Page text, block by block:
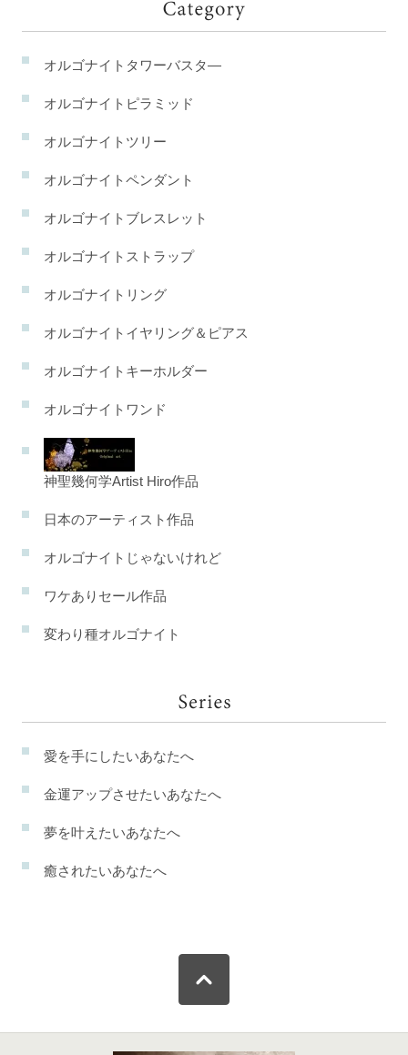
オルゴナイトタワーバスタ―
オルゴナイトピラミッド
オルゴナイトツリー
オルゴナイトペンダント
オルゴナイトブレスレット
オルゴナイトストラップ
オルゴナイトリング
オルゴナイトイヤリング＆ピアス
オルゴナイトキーホルダー
オルゴナイトワンド
神聖幾何学Artist Hiro作品
日本のアーティスト作品
オルゴナイトじゃないけれど
ワケありセール作品
変わり種オルゴナイト
愛を手にしたいあなたへ
金運アップさせたいあなたへ
夢を叶えたいあなたへ
癒されたいあなたへ